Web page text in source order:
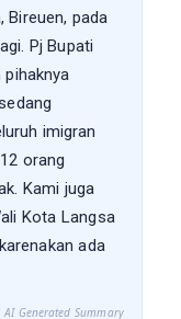
Bireuen, pada
Pj Bupati
imigran
orang
Kami juga
Kota Langsa
ada
AI Generated Summary